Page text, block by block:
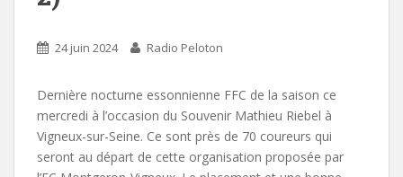
24 juin 2024 Radio Peloton
Dernière nocturne essonnienne FFC de la saison ce
mercredi à l’occasion du Souvenir Mathieu Riebel à
Vigneux-sur-Seine. Ce sont près de 70 coureurs qui
seront au départ de cette organisation proposée par